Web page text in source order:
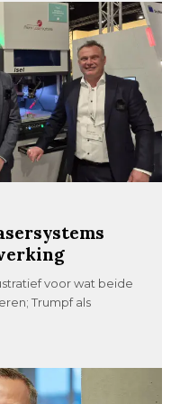
voor wat beide
Trumpf als